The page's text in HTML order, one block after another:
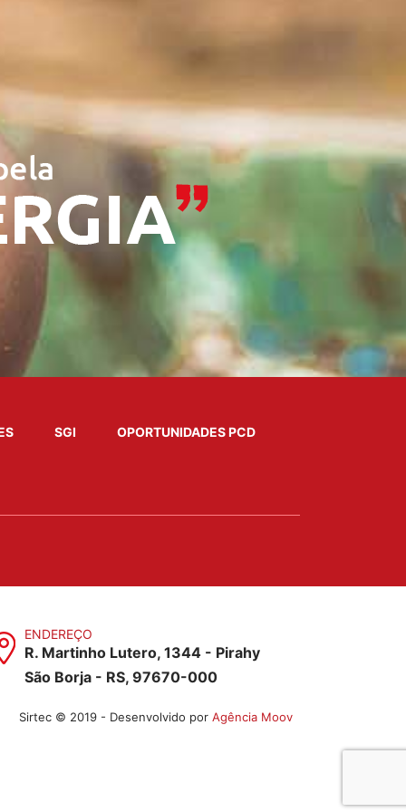
SGI OPORTUNIDADES PCD
ENDEREÇO
R. Martinho Lutero, 1344 - Pirahy
São Borja - RS, 97670-000
Sirtec © 2019 - Desenvolvido por Agência Moov